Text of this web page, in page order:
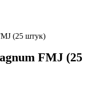
(25 штук)
FMJ (25